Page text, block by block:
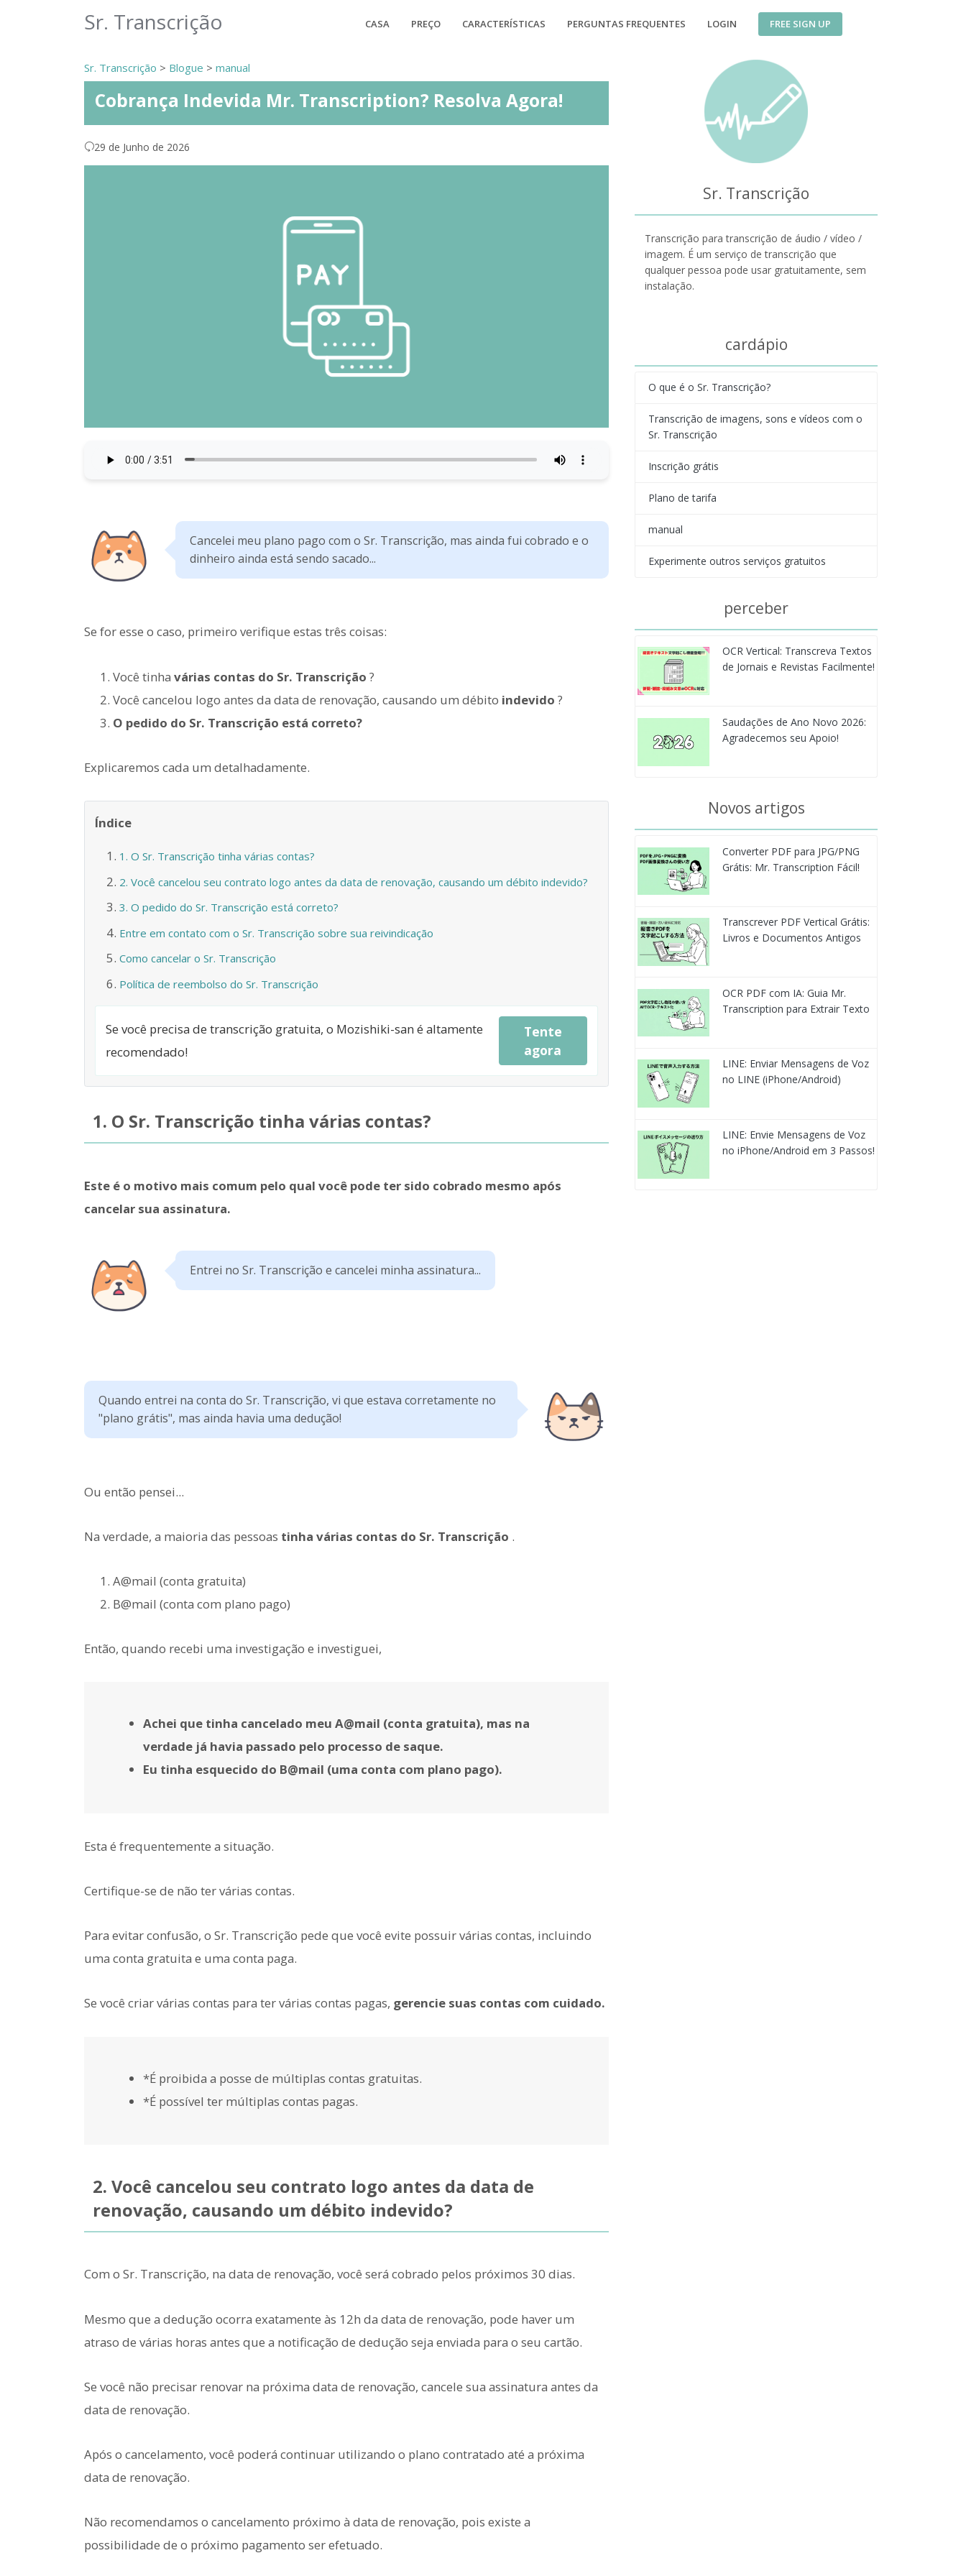
Sr. Transcrição CASA PREÇO CARACTERÍSTICAS PERGUNTAS FREQUENTES LOGIN FREE SIGN UP
Sr. Transcrição > Blogue > manual
Cobrança Indevida Mr. Transcription? Resolva Agora!
29 de Junho de 2026
Cancelei meu plano pago com o Sr. Transcrição, mas ainda fui cobrado e o
dinheiro ainda está sendo sacado...
Se for esse o caso, primeiro verifique estas três coisas:
Você tinha várias contas do Sr. Transcrição ?
Você cancelou logo antes da data de renovação, causando um débito indevido ?
O pedido do Sr. Transcrição está correto?
Explicaremos cada um detalhadamente.
Índice
1. O Sr. Transcrição tinha várias contas?
2. Você cancelou seu contrato logo antes da data de renovação, causando um débito indevido?
3. O pedido do Sr. Transcrição está correto?
Entre em contato com o Sr. Transcrição sobre sua reivindicação
Como cancelar o Sr. Transcrição
Política de reembolso do Sr. Transcrição
Se você precisa de transcrição gratuita, o Mozishiki-san é altamente
recomendado!
Tente
agora
1. O Sr. Transcrição tinha várias contas?
Este é o motivo mais comum pelo qual você pode ter sido cobrado mesmo após
cancelar sua assinatura.
Entrei no Sr. Transcrição e cancelei minha assinatura...
Quando entrei na conta do Sr. Transcrição, vi que estava corretamente no
"plano grátis", mas ainda havia uma dedução!
Ou então pensei...
Na verdade, a maioria das pessoas tinha várias contas do Sr. Transcrição .
A@mail (conta gratuita)
B@mail (conta com plano pago)
Então, quando recebi uma investigação e investiguei,
Achei que tinha cancelado meu A@mail (conta gratuita), mas na
verdade já havia passado pelo processo de saque.
Eu tinha esquecido do B@mail (uma conta com plano pago).
Esta é frequentemente a situação.
Certifique-se de não ter várias contas.
Para evitar confusão, o Sr. Transcrição pede que você evite possuir várias contas, incluindo
uma conta gratuita e uma conta paga.
Se você criar várias contas para ter várias contas pagas, gerencie suas contas com cuidado.
*É proibida a posse de múltiplas contas gratuitas.
*É possível ter múltiplas contas pagas.
2. Você cancelou seu contrato logo antes da data de
renovação, causando um débito indevido?
Com o Sr. Transcrição, na data de renovação, você será cobrado pelos próximos 30 dias.
Mesmo que a dedução ocorra exatamente às 12h da data de renovação, pode haver um
atraso de várias horas antes que a notificação de dedução seja enviada para o seu cartão.
Se você não precisar renovar na próxima data de renovação, cancele sua assinatura antes da
data de renovação.
Após o cancelamento, você poderá continuar utilizando o plano contratado até a próxima
data de renovação.
Não recomendamos o cancelamento próximo à data de renovação, pois existe a
possibilidade de o próximo pagamento ser efetuado.
Sr. Transcrição
Transcrição para transcrição de áudio / vídeo /
imagem. É um serviço de transcrição que
qualquer pessoa pode usar gratuitamente, sem
instalação.
cardápio
O que é o Sr. Transcrição?
Transcrição de imagens, sons e vídeos com o
Sr. Transcrição
Inscrição grátis
Plano de tarifa
manual
Experimente outros serviços gratuitos
perceber
OCR Vertical: Transcreva Textos
de Jornais e Revistas Facilmente!
Saudações de Ano Novo 2026:
Agradecemos seu Apoio!
Novos artigos
Converter PDF para JPG/PNG
Grátis: Mr. Transcription Fácil!
Transcrever PDF Vertical Grátis:
Livros e Documentos Antigos
OCR PDF com IA: Guia Mr.
Transcription para Extrair Texto
LINE: Enviar Mensagens de Voz
no LINE (iPhone/Android)
LINE: Envie Mensagens de Voz
no iPhone/Android em 3 Passos!